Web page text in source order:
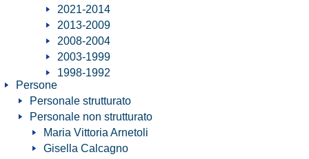
2021-2014
2013-2009
2008-2004
2003-1999
1998-1992
Persone
Personale strutturato
Personale non strutturato
Maria Vittoria Arnetoli
Gisella Calcagno